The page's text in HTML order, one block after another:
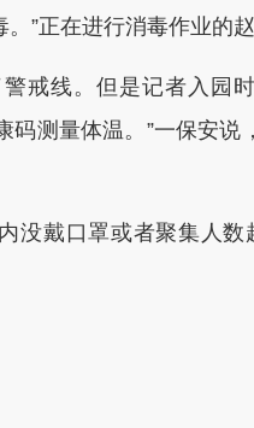
”正在进行消毒作业的赵
线。但是记者入园
测量体温。”一保安说
戴口罩或者聚集人数